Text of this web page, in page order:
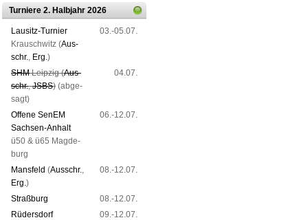
Turniere 2. Halbjahr 2026
Lau­sitz-Tur­nier
Krausch­witz (Aus­
schr., Erg.)
03.-05.07.
SHMLeip­zig (Aus­
schr.,JSBS) (ab­ge­
sagt)
04.07.
Offene SenEM
Sach­sen-An­halt
ü50 & ü65 Mag­de­
burg
06.-12.07.
Mans­feld (Aus­schr.,
Erg.)
08.-12.07.
Straß­burg
08.-12.07.
Rüders­dorf
09.-12.07.